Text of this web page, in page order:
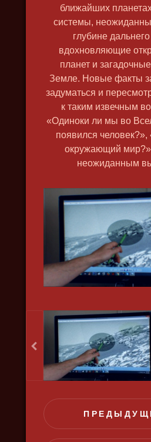
ВЕЛИКИЙ СЕВЕРНЫЙ
2019, исторический,
природа, в 4k,
ОХОТНИКИ ЗА
2021, путешествия,
наука, познавательный
ближайших
системы,
глубине
вдохновляющие
планет и
Земле. Новые факты
задуматься и
к таким извечным
«Одиноки ли мы во
появился человек?»,
окружающий мир?»
неожиданным